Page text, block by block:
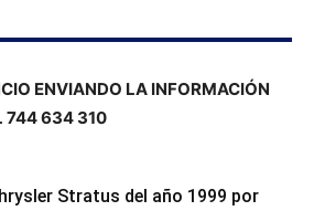
ENVIANDO LA INFORMACIÓN
744 634 310
Stratus del año 1999 por